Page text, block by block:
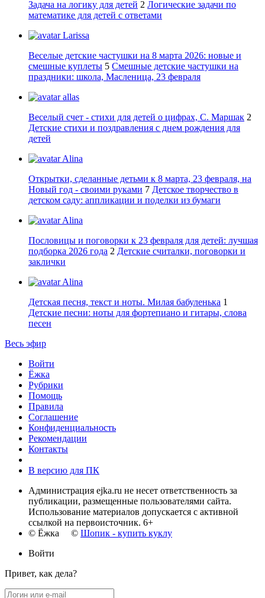
Задача на логику для детей 2 Логические задачи по
математике для детей с ответами
Larissa
Веселые детские частушки на 8 марта 2026: новые и
смешные куплеты 5 Смешные детские частушки на
праздники: школа, Масленица, 23 февраля
allas
Веселый счет - стихи для детей о цифрах, С. Маршак 2
Детские стихи и поздравления с днем рождения для
детей
Alina
Открытки, сделанные детьми к 8 марта, 23 февраля, на
Новый год - своими руками 7 Детское творчество в
детском саду: аппликации и поделки из бумаги
Alina
Пословицы и поговорки к 23 февраля для детей: лучшая
подборка 2026 года 2 Детские считалки, поговорки и
заклички
Alina
Детская песня, текст и ноты. Милая бабуленька 1
Детские песни: ноты для фортепиано и гитары, слова
песен
Весь эфир
Войти
Ёжка
Рубрики
Помощь
Правила
Соглашение
Конфиденциальность
Рекомендации
Контакты
В версию для ПК
Администрация ejka.ru не несет ответственность за
публикации, размещенные пользователями сайта.
Использование материалов допускается с активной
ссылкой на первоисточник. 6+
© Ёжка © Шопик - купить куклу
Войти
Привет, как дела?